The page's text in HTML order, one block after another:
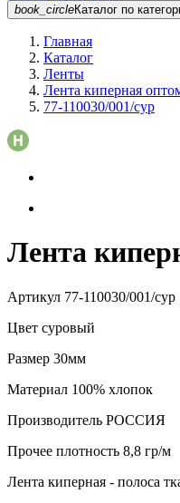
book_circleКаталог по
Главная
Каталог
Ленты
Лента киперная
77-110030/001/сур
Лента
Артикул 77-110030/001/сур
Цвет суровый
Размер 30мм
Материал 100% хлопок
Производитель РОССИЯ
Прочее плотность 8,8 гр/м
Лента киперная - полоса